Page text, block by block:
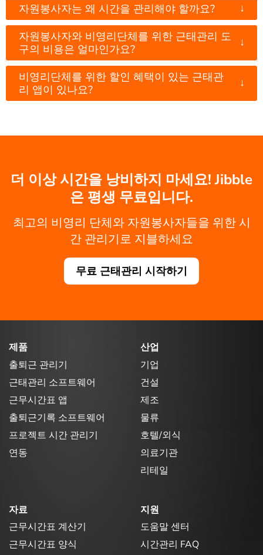
자원봉사자는 왜 시간을 관리해야 할까요? ↓
자원봉사자와 비영리단체를 위한 근태관리 도
구의 비용은 얼마인가요?
↓
비영리단체를 위한 할인 혜택이 있는 근태관
리 앱이 있나요?
↓
더 이상 시간을 낭비하지 마세요! Jibble
은 평생 무료입니다.
최고의 비영리 단체와 자원봉사자들을 위한 시
간 관리기로 지블하세요
무료 근태관리 시작하기
제품
출퇴근 관리기
근태관리 소프트웨어
근무시간표 앱
출퇴근기록 소프트웨어
프로젝트 시간 관리기
연동
산업
기업
건설
제조
물류
호텔/외식
의료기관
리테일
자료
근무시간표 계산기
근무시간표 양식
지원
도움말 센터
시간관리 FAQ